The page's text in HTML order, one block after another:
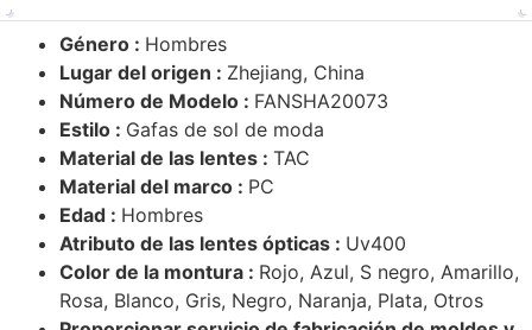
Género : Hombres
Lugar del origen : Zhejiang, China
Número de Modelo : FANSHA20073
Estilo : Gafas de sol de moda
Material de las lentes : TAC
Material del marco : PC
Edad : Hombres
Atributo de las lentes ópticas : Uv400
Color de la montura : Rojo, Azul, S negro, Amarillo,
Rosa, Blanco, Gris, Negro, Naranja, Plata, Otros